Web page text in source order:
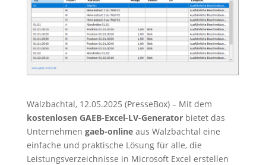
Walzbachtal, 12.05.2025 (PresseBox) – Mit dem
kostenlosen GAEB-Excel-LV-Generatorbietet das
Unternehmen gaeb-onlineaus Walzbachtal eine
einfache und praktische Lösung für alle, die
Leistungsverzeichnisse in Microsoft Excel erstellen